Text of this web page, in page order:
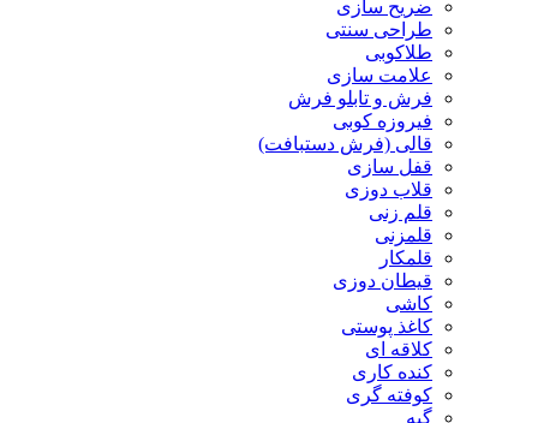
ضریح سازی
طراحی سنتی
طلاکوبی
علامت سازی
فرش و تابلو فرش
فیروزه کوبی
قالی (فرش دستبافت)
قفل سازی
قلاب دوزی
قلم زنی
قلمزنی
قلمکار
قیطان دوزی
کاشی
کاغذ پوستی
کلاقه ای
کنده کاری
کوفته گری
گبه